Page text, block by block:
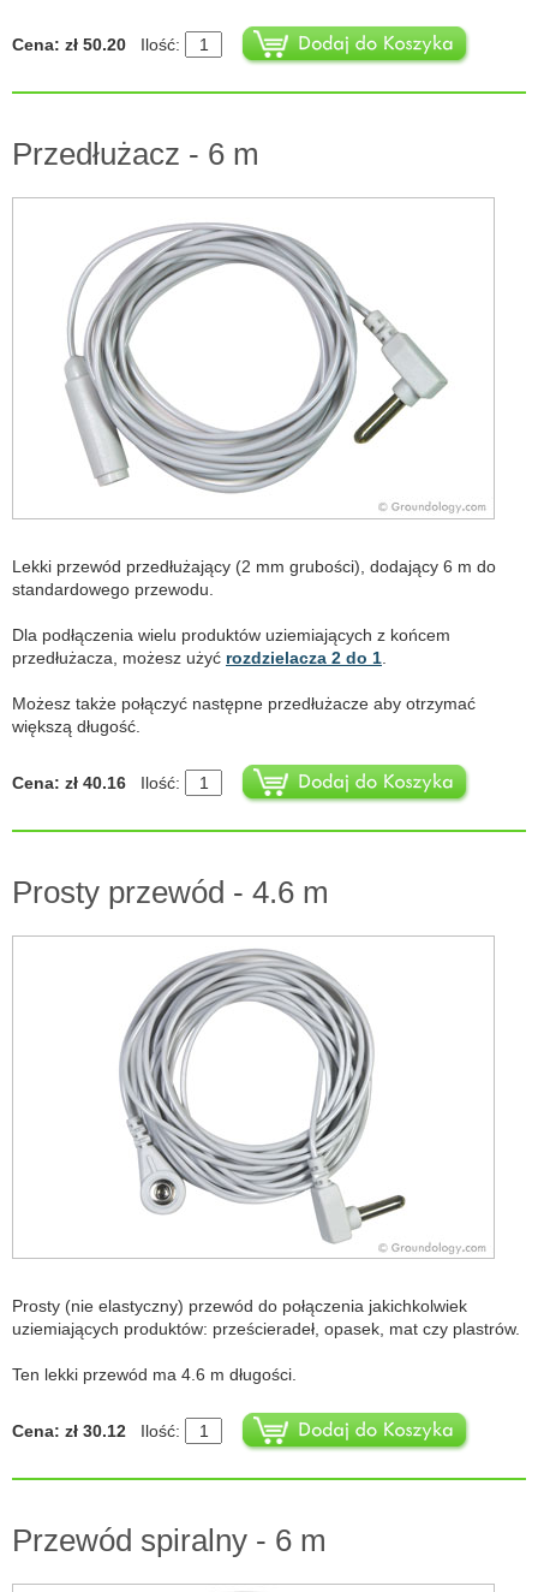
Cena: zł 50.20 Ilość:
Przedłużacz - 6 m
Lekki przewód przedłużający (2 mm grubości), dodający 6 m do
standardowego przewodu.
Dla podłączenia wielu produktów uziemiających z końcem
przedłużacza, możesz użyć rozdzielacza 2 do 1
Możesz także połączyć następne przedłużacze aby otrzymać
większą długość.
Cena: zł 40.16 Ilość:
Prosty przewód - 4.6 m
Prosty (nie elastyczny) przewód do połączenia jakichkolwiek
uziemiających produktów: prześcieradeł, opasek, mat czy plastrów.
Ten lekki przewód ma 4.6 m długości.
Cena: zł 30.12 Ilość:
Przewód spiralny - 6 m